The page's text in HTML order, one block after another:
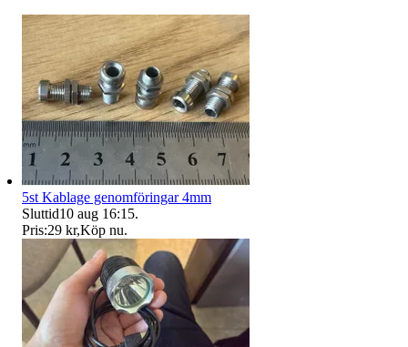
5st Kablage genomföringar 4mm
Sluttid10 aug 16:15.
Pris:29 kr,Köp nu.